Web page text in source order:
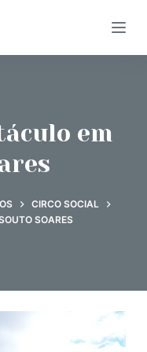
em
CIRCO SOCIAL
SOARES